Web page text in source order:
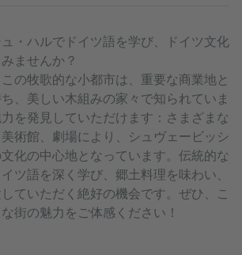
・ハルでドイツ語を学び、ドイツ文化
ませんか？
の牧歌的な小都市は、重要な商業地と
、美しい木組みの家々で知られていま
を発見していただけます：さまざまな
術館、劇場により、シュヴェービッシ
化の中心地となっています。伝統的な
ツ語を深く学び、郷土料理を味わい、
ていただく絶好の機会です。ぜひ、こ
街の魅力をご体感ください！